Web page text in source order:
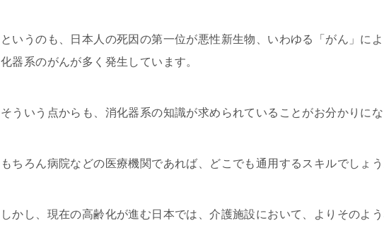
というのも、日本人の死因の第一位が悪性新生物、いわゆる「がん」に
化器系のがんが多く発生しています。
そういう点からも、消化器系の知識が求められていることがお分かりにな
もちろん病院などの医療機関であれば、どこでも通用するスキルでしょう
しかし、現在の高齢化が進む日本では、介護施設において、よりそのよ